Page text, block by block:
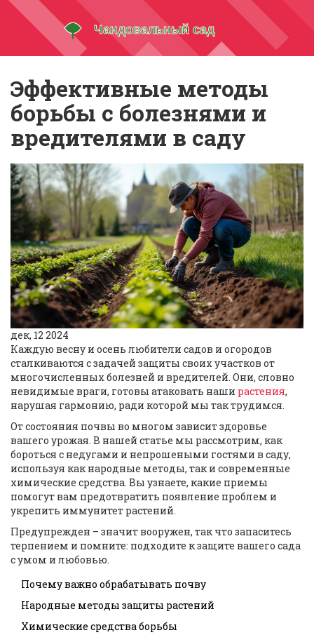
Эффективные методы
борьбы с болезнями и
вредителями в саду
дек, 12 2024
Каждую весну и осень любители садов и огородов
сталкиваются с задачей защиты своих участков от
многочисленных болезней и вредителей. Они, словно
невидимые враги, готовы атаковать наши растения,
нарушая гармонию, ради которой мы так трудимся.
От состояния почвы во многом зависит здоровье
вашего урожая. В нашей статье мы рассмотрим, как
бороться с недугами и непрошеными гостями в саду,
используя как народные методы, так и современные
химические средства. Вы узнаете, какие приемы
помогут вам предотвратить появление проблем и
укрепить иммунитет растений.
Предупрежден – значит вооружен, так что запаситесь
терпением и помните: подходите к защите вашего сада
с умом и любовью.
Почему важно обрабатывать почву
Народные методы защиты растений
Химические средства борьбы